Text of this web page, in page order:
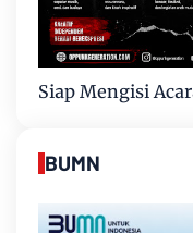
Siap Mengisi
BUMN